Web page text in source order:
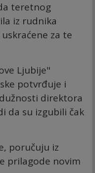
teretnog
iz rudnika
za te
Ljubije"
potvrđuje i
direktora
da su izgubili čak
poručuju iz
prilagode novim